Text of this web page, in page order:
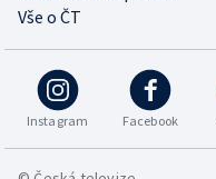
Vše o ČT
Instagram Facebook